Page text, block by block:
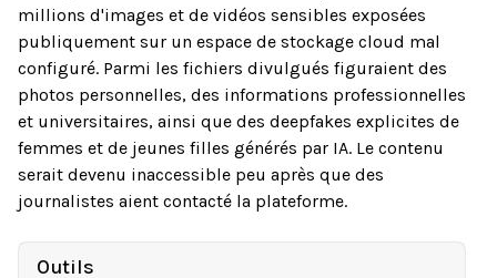
millions d'images et de vidéos sensibles exposées
publiquement sur un espace de stockage cloud mal
configuré. Parmi les fichiers divulgués figuraient des
photos personnelles, des informations professionnelles
et universitaires, ainsi que des deepfakes explicites de
femmes et de jeunes filles générés par IA. Le contenu
serait devenu inaccessible peu après que des
journalistes aient contacté la plateforme.
Outils